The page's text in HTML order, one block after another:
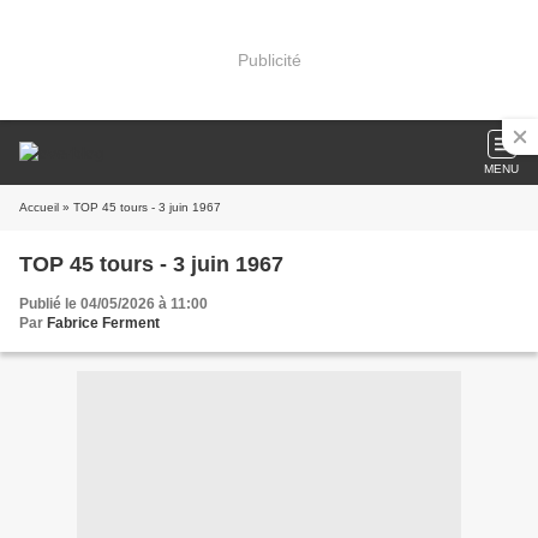
Publicité
MENU
Accueil » TOP 45 tours - 3 juin 1967
TOP 45 tours - 3 juin 1967
Publié le 04/05/2026 à 11:00
Par Fabrice Ferment